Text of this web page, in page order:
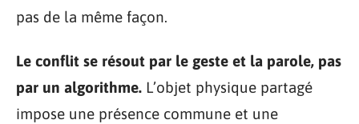
pas de la même façon.
Le conflit se résout par le geste et la parole, pas
par un algorithme. L’objet physique partagé
impose une présence commune et une